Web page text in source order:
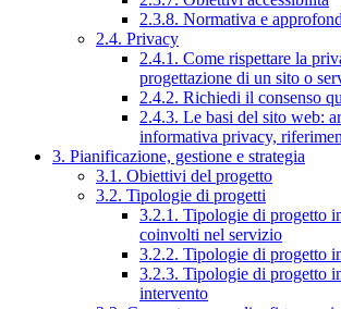
2.3.8. Normativa e
2.4. Privacy
2.4.1. Come rispettare la
progettazione di un sito o
2.4.2. Richiedi il consenso
2.4.3. Le basi del sito web:
informativa privacy,
3. Pianificazione, gestione e strategia
3.1. Obiettivi del progetto
3.2. Tipologie di progetti
3.2.1. Tipologie di progetto
coinvolti nel servizio
3.2.2. Tipologie di progetto
3.2.3. Tipologie di progetto
intervento